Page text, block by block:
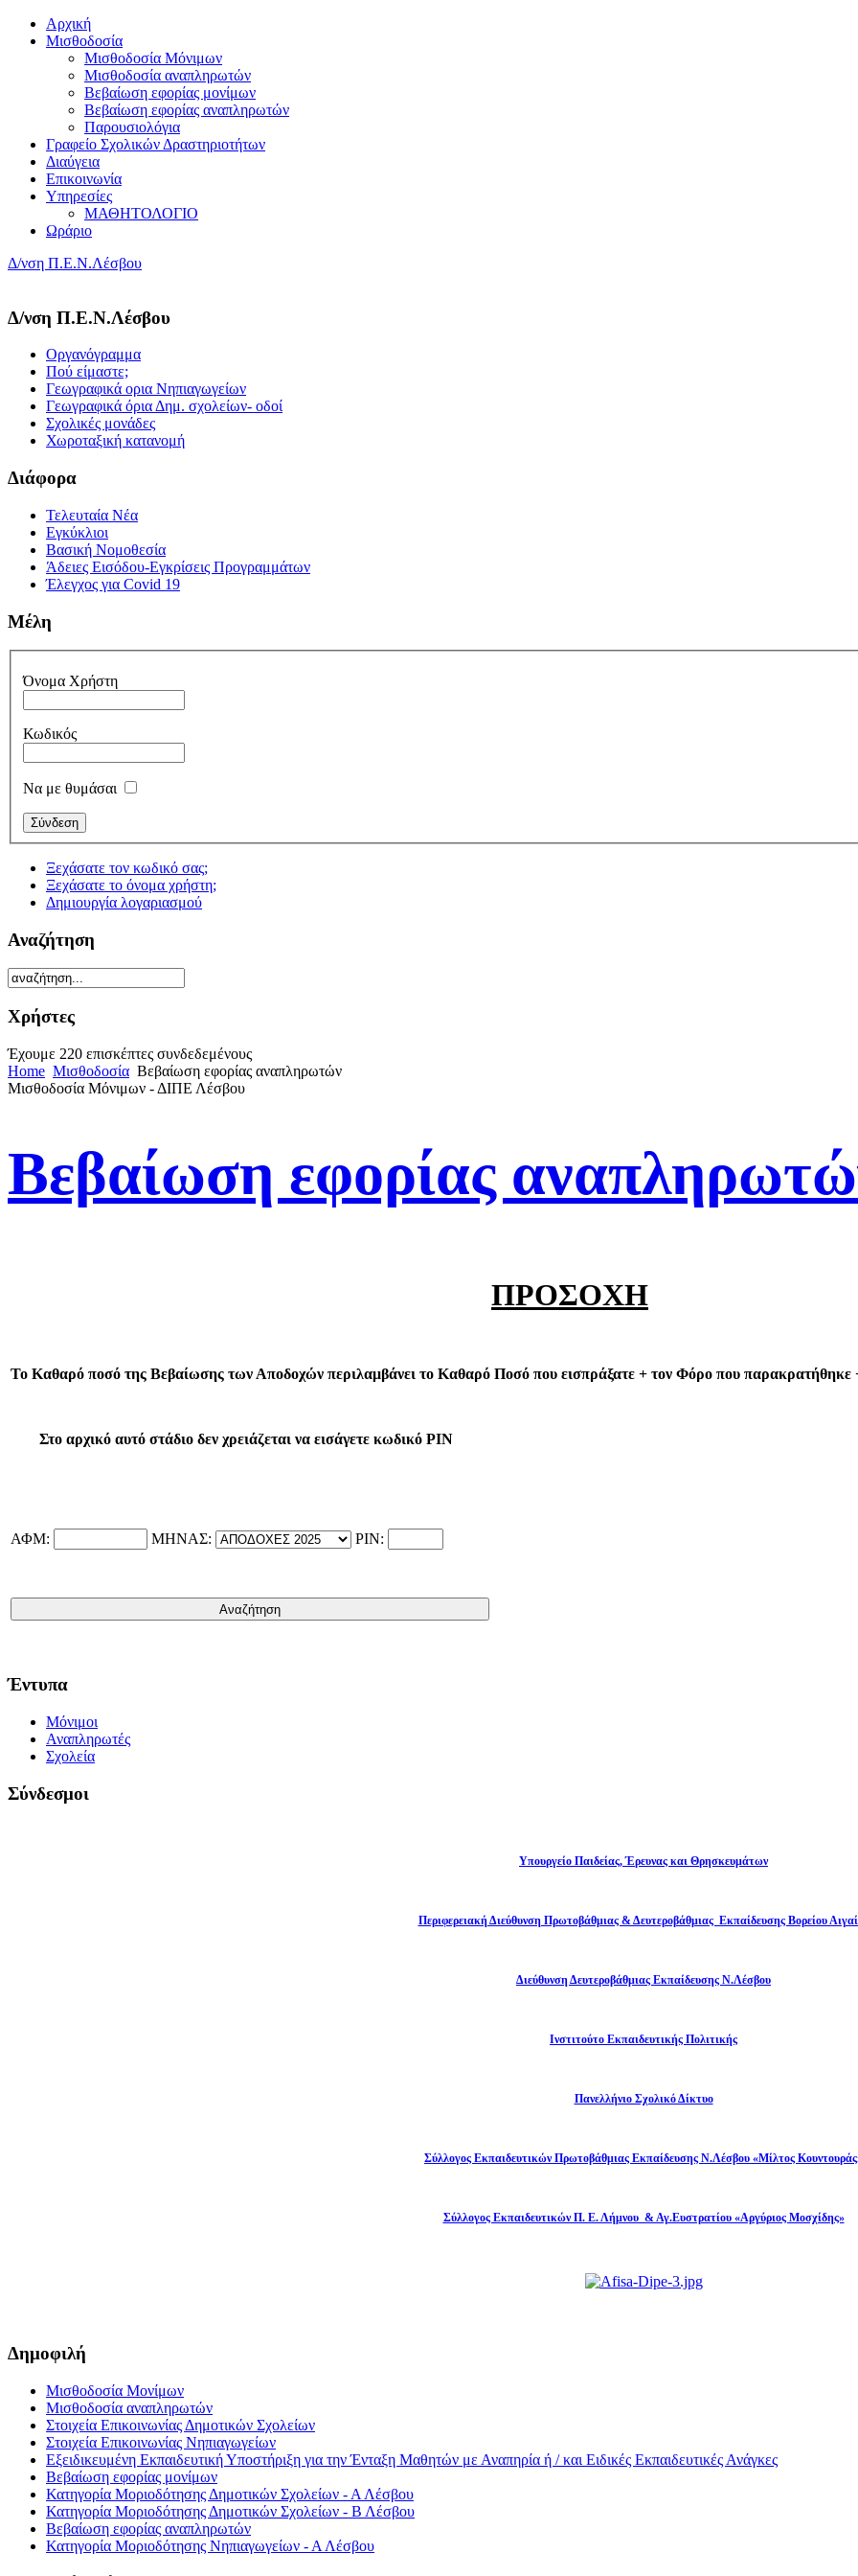
Αρχική
Μισθοδοσία
Μισθοδοσία Μόνιμων
Μισθοδοσία αναπληρωτών
Βεβαίωση εφορίας μονίμων
Βεβαίωση εφορίας αναπληρωτών
Παρουσιολόγια
Γραφείο Σχολικών Δραστηριοτήτων
Διαύγεια
Επικοινωνία
Υπηρεσίες
ΜΑΘΗΤΟΛΟΓΙΟ
Ωράριο
Δ/νση Π.Ε.Ν.Λέσβου
Δ/νση Π.Ε.Ν.Λέσβου
Οργανόγραμμα
Πού είμαστε;
Γεωγραφικά ορια Νηπιαγωγείων
Γεωγραφικά όρια Δημ. σχολείων- οδοί
Σχολικές μονάδες
Χωροταξική κατανομή
Διάφορα
Τελευταία Νέα
Εγκύκλιοι
Βασική Νομοθεσία
Άδειες Εισόδου-Εγκρίσεις Προγραμμάτων
Έλεγχος για Covid 19
Μέλη
Όνομα Χρήστη
Κωδικός
Να με θυμάσαι
Ξεχάσατε τον κωδικό σας;
Ξεχάσατε το όνομα χρήστη;
Δημιουργία λογαριασμού
Αναζήτηση
Χρήστες
Έχουμε 220 επισκέπτες συνδεδεμένους
Home Μισθοδοσία Βεβαίωση εφορίας αναπληρωτών
Μισθοδοσία Μόνιμων - ΔΙΠΕ Λέσβου
Βεβαίωση εφορίας
ΠΡΟΣΟΧΗ
Το Καθαρό ποσό της Βεβαίωσης των Αποδοχών περιλαμβάνει το Καθαρό Ποσό που εισπράξατε + τον Φόρο που παρακρατήθηκε
Στο αρχικό αυτό στάδιο δεν χρειάζεται να εισάγετε κωδικό PIN
ΑΦΜ: ΜΗΝΑΣ: PIN:
Έντυπα
Μόνιμοι
Αναπληρωτές
Σχολεία
Σύνδεσμοι
Υπουργείο Παιδείας, Έρευνας και Θρησκευμάτων
Περιφερειακή Διεύθυνση Πρωτοβάθμιας & Δευτεροβάθμιας Εκπαίδευσης Βορείου
Διεύθυνση Δευτεροβάθμιας Εκπαίδευσης Ν.Λέσβου
Ινστιτούτο Εκπαιδευτικής Πολιτικής
Πανελλήνιο Σχολικό Δίκτυο
Σύλλογος Εκπαιδευτικών Πρωτοβάθμιας Εκπαίδευσης Ν.Λέσβου «Μίλτος
Σύλλογος Εκπαιδευτικών Π. Ε. Λήμνου & Αγ.Ευστρατίου «Αργύριος Μοσχίδης»
Δημοφιλή
Μισθοδοσία Μονίμων
Μισθοδοσία αναπληρωτών
Στοιχεία Επικοινωνίας Δημοτικών Σχολείων
Στοιχεία Επικοινωνίας Νηπιαγωγείων
Εξειδικευμένη Εκπαιδευτική Υποστήριξη για την Ένταξη Μαθητών με Αναπηρία ή / και Eιδικές Εκπαιδευτικές Ανάγκες
Βεβαίωση εφορίας μονίμων
Κατηγορία Μοριοδότησης Δημοτικών Σχολείων - Α Λέσβου
Κατηγορία Μοριοδότησης Δημοτικών Σχολείων - Β Λέσβου
Βεβαίωση εφορίας αναπληρωτών
Κατηγορία Μοριοδότησης Νηπιαγωγείων - Α Λέσβου